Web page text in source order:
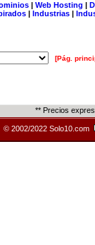
| Web Hosting |
| Industrias |
[Pág.
** Precios
© 2002/2022 Solo10.com